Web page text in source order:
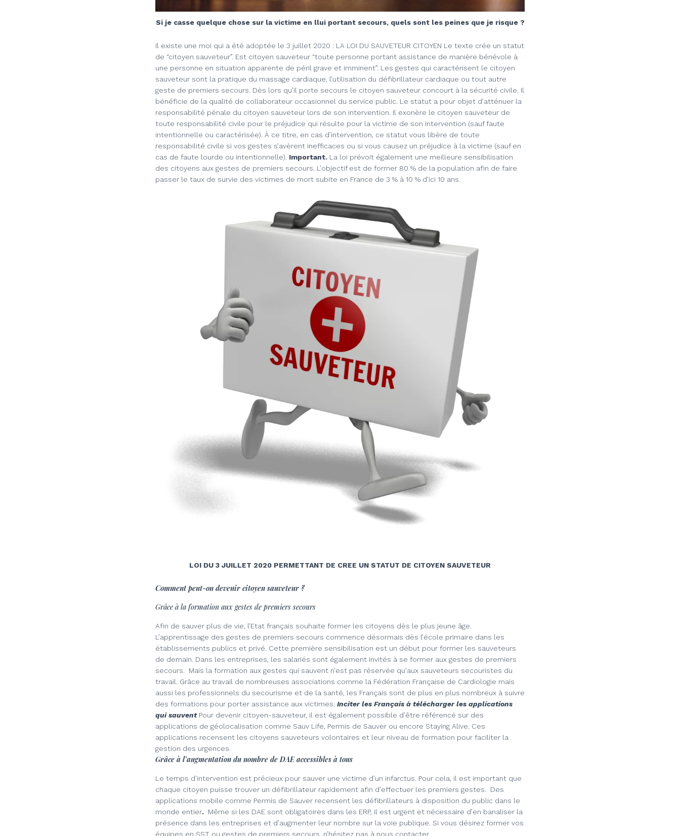
Si je casse quelque chose sur la victime en llui portant secours, quels sont les peines que je risque ?
Il existe une moi qui a été adoptée le 3 juillet 2020 : LA LOI DU SAUVETEUR CITOYEN Le texte crée un statut
de “citoyen sauveteur”. Est citoyen sauveteur “toute personne portant assistance de manière bénévole à
une personne en situation apparente de péril grave et imminent”. Les gestes qui caractérisent le citoyen
sauveteur sont la pratique du massage cardiaque, l’utilisation du défibrillateur cardiaque ou tout autre
geste de premiers secours. Dès lors qu’il porte secours le citoyen sauveteur concourt à la sécurité civile. Il
bénéficie de la qualité de collaborateur occasionnel du service public. Le statut a pour objet d’atténuer la
responsabilité pénale du citoyen sauveteur lors de son intervention. Il exonère le citoyen sauveteur de
toute responsabilité civile pour le préjudice qui résulte pour la victime de son intervention (sauf faute
intentionnelle ou caractérisée). À ce titre, en cas d’intervention, ce statut vous libère de toute
responsabilité civile si vos gestes s’avèrent inefficaces ou si vous causez un préjudice à la victime (sauf en
cas de faute lourde ou intentionnelle). Important. La loi prévoit également une meilleure sensibilisation
des citoyens aux gestes de premiers secours. L’objectif est de former 80 % de la population afin de faire
passer le taux de survie des victimes de mort subite en France de 3 % à 10 % d’ici 10 ans.
LOI DU 3 JUILLET 2020 PERMETTANT DE CREE UN STATUT DE CITOYEN SAUVETEUR
Comment peut-on devenir citoyen sauveteur ?
Grâce à la formation aux gestes de premiers secours
Afin de sauver plus de vie, l’Etat français souhaite former les citoyens dès le plus jeune âge.
L’apprentissage des gestes de premiers secours commence désormais dès l’école primaire dans les
établissements publics et privé. Cette première sensibilisation est un début pour former les sauveteurs
de demain. Dans les entreprises, les salariés sont également invités à se former aux gestes de premiers
secours.
Mais la formation aux gestes qui sauvent n’est pas réservée qu’aux sauveteurs secouristes du
travail. Grâce au travail de nombreuses associations comme la Fédération Française de Cardiologie mais
aussi les professionnels du secourisme et de la santé, les Français sont de plus en plus nombreux à suivre
des formations pour porter assistance aux victimes. Inciter les Français à télécharger les applications
qui sauvent Pour devenir citoyen-sauveteur, il est également possible d’être référencé sur des
applications de géolocalisation comme Sauv Life, Permis de Sauver ou encore Staying Alive. Ces
applications recensent les citoyens sauveteurs volontaires et leur niveau de formation pour faciliter la
gestion des urgences.
Grâce à l’augmentation du nombre de DAE accessibles à tous
Le temps d’intervention est précieux pour sauver une victime d’un infarctus. Pour cela, il est important que
chaque citoyen puisse trouver un défibrillateur rapidement afin d’effectuer les premiers gestes. Des
applications mobile comme Permis de Sauver recensent les défibrillateurs à disposition du public dans le
monde entier. Même si les DAE sont obligatoires dans les ERP, il est urgent et nécessaire d’en banaliser la
présence dans les entreprises et d’augmenter leur nombre sur la voie publique. Si vous désirez former vos
équipes en SST ou gestes de premiers secours, n’hésitez pas à nous contacter